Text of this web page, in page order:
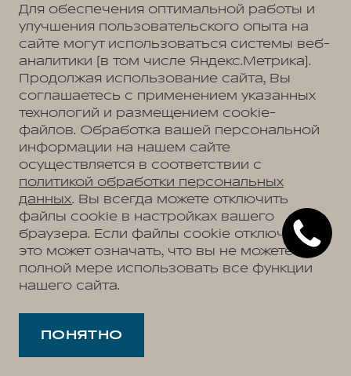
Для обеспечения оптимальной работы и
улучшения пользовательского опыта на
сайте могут использоваться системы веб-
аналитики (в том числе Яндекс.Метрика).
Продолжая использование сайта, Вы
соглашаетесь с применением указанных
технологий и размещением cookie-
файлов. Обработка вашей персональной
информации на нашем сайте
осуществляется в соответствии с
политикой обработки персональных
данных. Вы всегда можете отключить
файлы cookie в настройках вашего
браузера. Если файлы cookie отключены,
это может означать, что вы не можете в
полной мере использовать все функции
нашего сайта.
ПОНЯТНО